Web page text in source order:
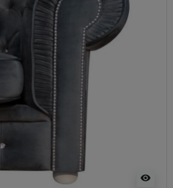
visibility